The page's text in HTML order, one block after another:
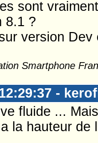
sont
8.1 ?
version
Smartphone
-
fluide ...
la hauteur de